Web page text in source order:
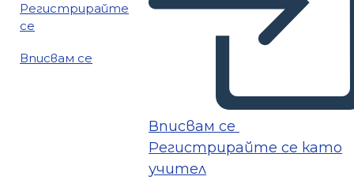
Регистрирайте
се
Вписвам се
Вписвам се
Регистрирайте се като
учител